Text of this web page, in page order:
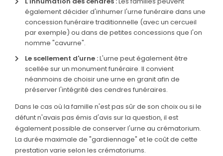
Nos fleurs naturelles
Nos monuments
Nos urnes funéraires
Rapatriement
Services aux familles
également décider d'inhumer l'urne funéraire dans une
concession funéraire traditionnelle (avec un cercueil
par exemple) ou dans de petites concessions que l'on
nomme "cavurne".
Le scellement d'urne :L'urne peut également être
scellée sur un monument funéraire. Il convient
néanmoins de choisir une urne en granit afin de
préserver l'intégrité des cendres funéraires.
Dans le cas où la famille n'est pas sûr de son choix ou si le
défunt n'avais pas émis d'avis sur la question, il est
également possible de conserver l'urne au crématorium.
La durée maximale de "gardiennage" et le coût de cette
prestation varie selon les crématoriums.